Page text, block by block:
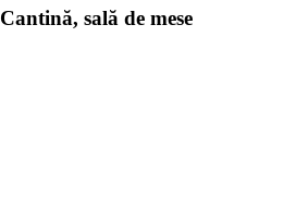
Cantină, sală de mese